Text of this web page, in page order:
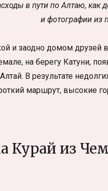
в пути по Алтаю, как
и фотографии из
и заодно домом друзей
на берегу Катуни,
В результате
маршрут, высокие
Курай из